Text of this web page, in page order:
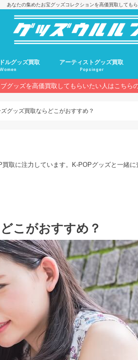
あなたの集めたお宝グッズコレクションを高価買取してもら
ルグッズ買取
Women
アーティストグッズ買取
Popsinger
グッズを高価買取してもらいたい人はこちら
グッズ買取ならどこがおすすめ？
取に注力しています。K-POPグッズと一緒に
こがおすすめ？